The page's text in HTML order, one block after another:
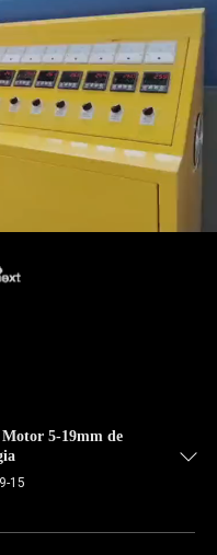
5-19mm de
15